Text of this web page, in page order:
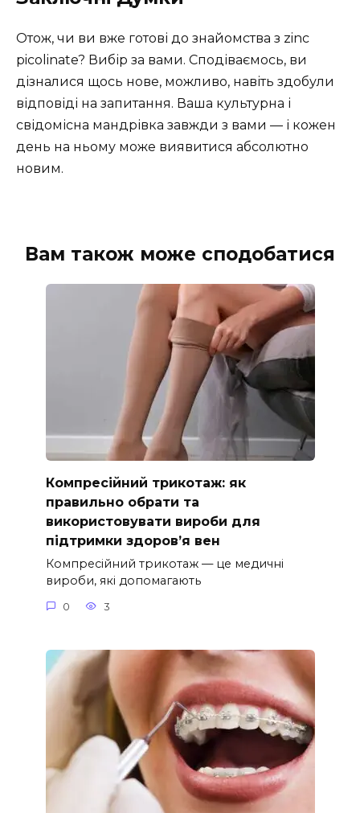
Отож, чи ви вже готові до знайомства з zinc
picolinate? Вибір за вами. Сподіваємось, ви
дізналися щось нове, можливо, навіть здобули
відповіді на запитання. Ваша культурна і
свідомісна мандрівка завжди з вами — і кожен
день на ньому може виявитися абсолютно
новим.
Вам також може сподобатися
Компресійний трикотаж: як
правильно обрати та
використовувати вироби для
підтримки здоров’я вен
Компресійний трикотаж — це медичні
вироби, які допомагають
0 3